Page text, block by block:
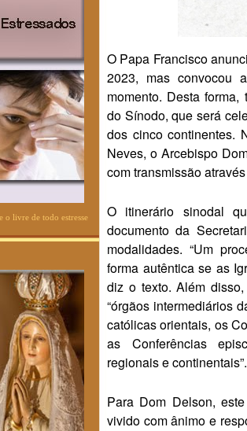
o livre de todo estresse
O Papa Francisco
2023, mas convocou
momento. Desta
do Sínodo, que será
dos cinco continentes.
Neves, o Arcebispo
com transmissão
O itinerário sinodal
documento da
modalidades. “Um
forma autêntica se as
diz o texto. Além
“órgãos intermediários
católicas orientais, os
as Conferências
regionais e continentais”.
Para Dom Delson,
vivido com ânimo e